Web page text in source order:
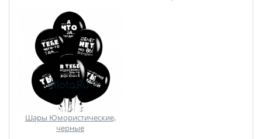
Шары Юмористические,
черные